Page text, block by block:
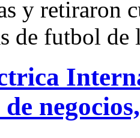
y retiraron
de futbol